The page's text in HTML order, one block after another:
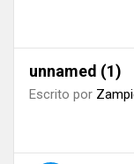
unnamed (1)
Escrito por